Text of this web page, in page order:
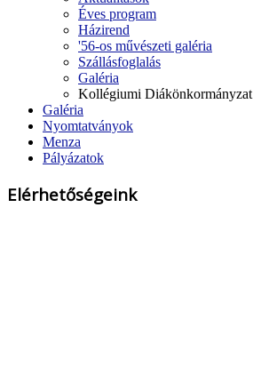
Éves program
Házirend
'56-os művészeti galéria
Szállásfoglalás
Galéria
Kollégiumi Diákönkormányzat
Galéria
Nyomtatványok
Menza
Pályázatok
Elérhetőségeink